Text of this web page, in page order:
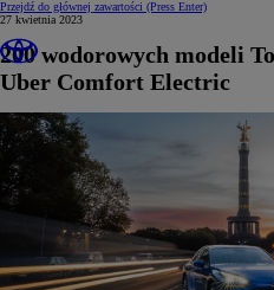
Przejdź do głównej zawartości (Press Enter)
27 kwietnia 2023
200 wodorowych modeli
Uber Comfort Electric